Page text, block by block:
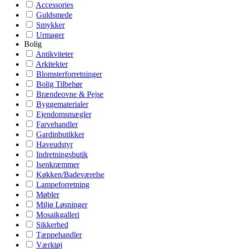
Accessories
Guldsmede
Smykker
Urmager
Bolig
Antikviteter
Arkitekter
Blomsterforretninger
Bolig Tilbehør
Brændeovne & Pejse
Byggematerialer
Ejendomsmægler
Farvehandler
Gardinbutikker
Haveudstyr
Indretningsbutik
Isenkræmmer
Køkken/Badeværelse
Lampeforretning
Møbler
Miljø Løsninger
Mosaikgalleri
Sikkerhed
Tæppehandler
Værktøj